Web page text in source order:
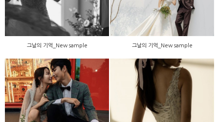
그날의 기억_New sample 그날의 기억_New sample
그날의 기억_New sample 그날의 기억_New sample